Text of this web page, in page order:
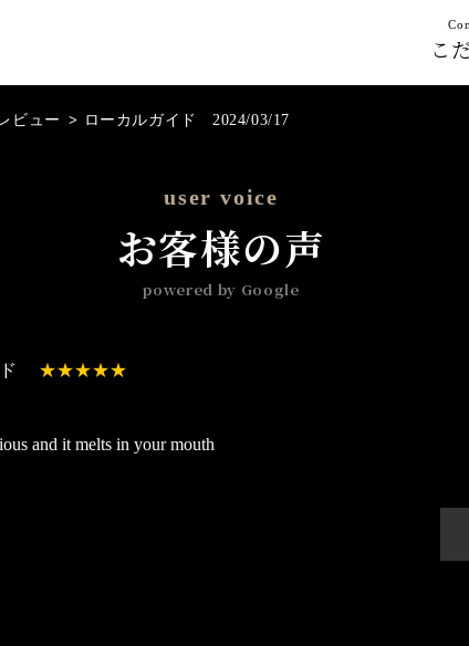
こ
ビュー > ローカルガイド 2024/03/17
user voice
お客様の声
powered by Google
and it melts in your mouth